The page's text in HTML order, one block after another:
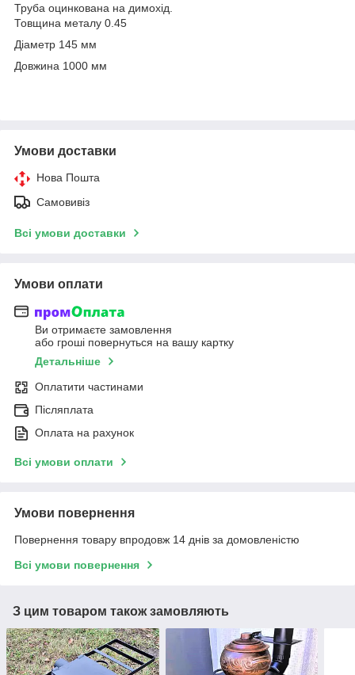
Труба оцинкована на димохід.
Товщина металу 0.45
Діаметр 145 мм
Довжина 1000 мм
Умови доставки
Нова Пошта
Самовивіз
Всі умови доставки
Умови оплати
Ви отримаєте замовлення
або гроші повернуться на вашу картку
Детальніше
Оплатити частинами
Післяплата
Оплата на рахунок
Всі умови оплати
Умови повернення
Повернення товару впродовж 14 днів за домовленістю
Всі умови повернення
З цим товаром також замовляють